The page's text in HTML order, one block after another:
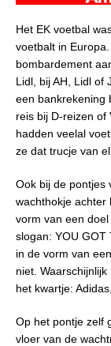
Het EK voetbal
voetbalt in
bombardement
Lidl, bij AH, Lidl of
een bankrekening
reis bij D-reizen of
hadden veelal
ze dat trucje van
Ook bij de pontjes
wachthokje achter
vorm van een
slogan: YOU GOT
in de vorm van
niet.
het kwartje:
Op het pontje zelf
vloer van de